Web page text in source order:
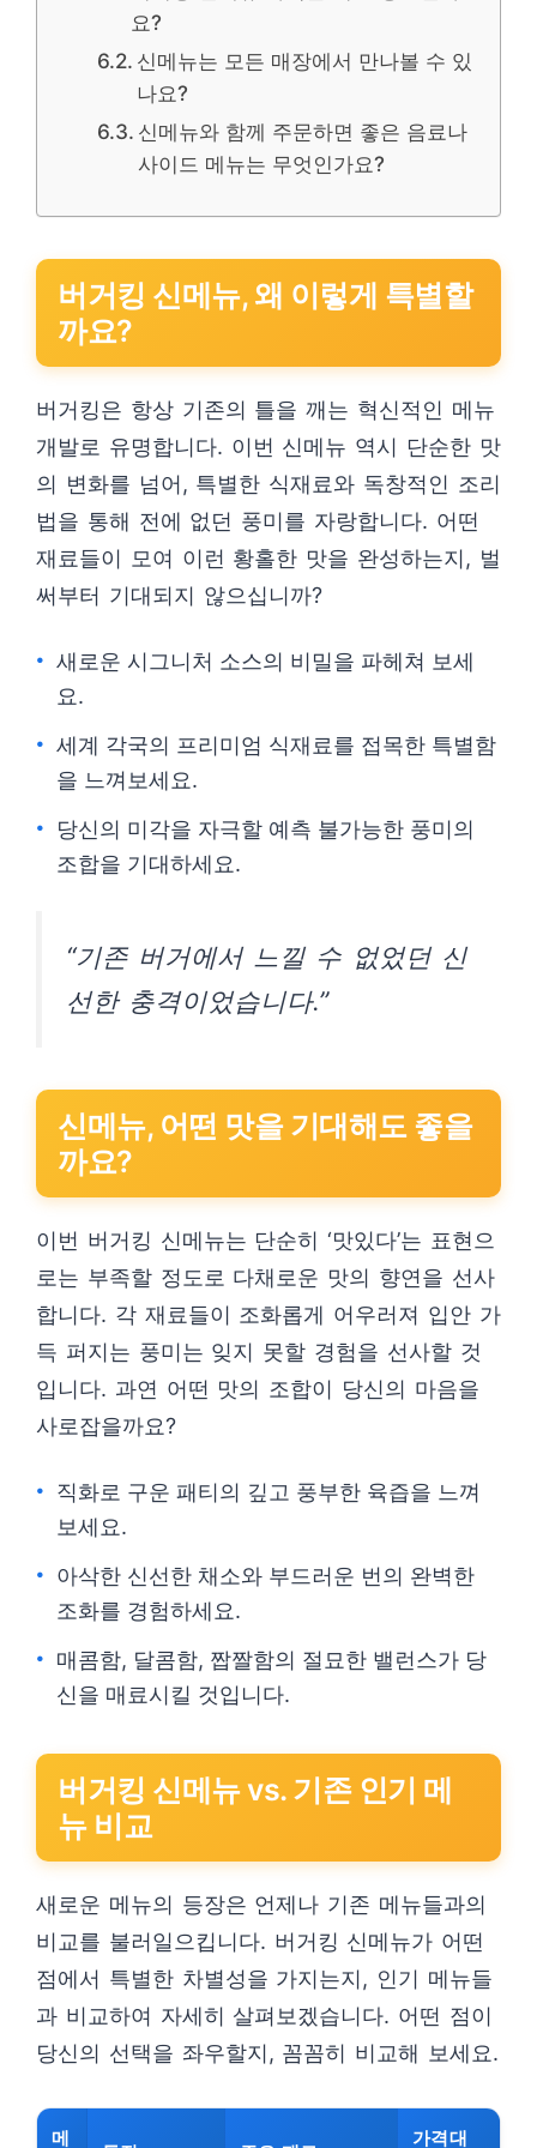
요?
신메뉴는 모든 매장에서 만나볼 수 있
나요?
신메뉴와 함께 주문하면 좋은 음료나
사이드 메뉴는 무엇인가요?
버거킹 신메뉴, 왜 이렇게 특별할
까요?
버거킹은 항상 기존의 틀을 깨는 혁신적인 메뉴
개발로 유명합니다. 이번 신메뉴 역시 단순한 맛
의 변화를 넘어, 특별한 식재료와 독창적인 조리
법을 통해 전에 없던 풍미를 자랑합니다. 어떤
재료들이 모여 이런 황홀한 맛을 완성하는지, 벌
써부터 기대되지 않으십니까?
새로운 시그니처 소스의 비밀을 파헤쳐 보세
요.
세계 각국의 프리미엄 식재료를 접목한 특별함
을 느껴보세요.
당신의 미각을 자극할 예측 불가능한 풍미의
조합을 기대하세요.
“기존 버거에서 느낄 수 없었던 신
선한 충격이었습니다.”
신메뉴, 어떤 맛을 기대해도 좋을
까요?
이번 버거킹 신메뉴는 단순히 ‘맛있다’는 표현으
로는 부족할 정도로 다채로운 맛의 향연을 선사
합니다. 각 재료들이 조화롭게 어우러져 입안 가
득 퍼지는 풍미는 잊지 못할 경험을 선사할 것
입니다. 과연 어떤 맛의 조합이 당신의 마음을
사로잡을까요?
직화로 구운 패티의 깊고 풍부한 육즙을 느껴
보세요.
아삭한 신선한 채소와 부드러운 번의 완벽한
조화를 경험하세요.
매콤함, 달콤함, 짭짤함의 절묘한 밸런스가 당
신을 매료시킬 것입니다.
버거킹 신메뉴 vs. 기존 인기 메
뉴 비교
새로운 메뉴의 등장은 언제나 기존 메뉴들과의
비교를 불러일으킵니다. 버거킹 신메뉴가 어떤
점에서 특별한 차별성을 가지는지, 인기 메뉴들
과 비교하여 자세히 살펴보겠습니다. 어떤 점이
당신의 선택을 좌우할지, 꼼꼼히 비교해 보세요.
메 가격대